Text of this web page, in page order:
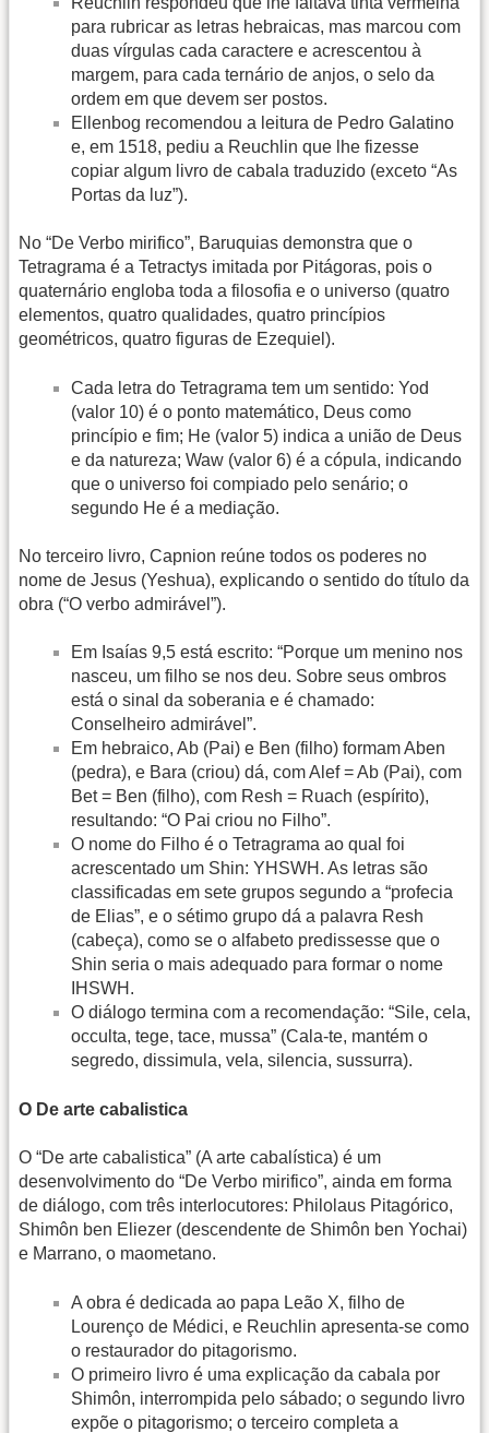
para rubricar as letras hebraicas, mas marcou com
duas vírgulas cada caractere e acrescentou à
margem, para cada ternário de anjos, o selo da
ordem em que devem ser postos.
Ellenbog recomendou a leitura de Pedro Galatino
e, em 1518, pediu a Reuchlin que lhe fizesse
copiar algum livro de cabala traduzido (exceto “As
Portas da luz”).
No “De Verbo mirifico”, Baruquias demonstra que o
Tetragrama é a Tetractys imitada por Pitágoras, pois o
quaternário engloba toda a filosofia e o universo (quatro
elementos, quatro qualidades, quatro princípios
geométricos, quatro figuras de Ezequiel).
Cada letra do Tetragrama tem um sentido: Yod
(valor 10) é o ponto matemático, Deus como
princípio e fim; He (valor 5) indica a união de Deus
e da natureza; Waw (valor 6) é a cópula, indicando
que o universo foi compiado pelo senário; o
segundo He é a mediação.
No terceiro livro, Capnion reúne todos os poderes no
nome de Jesus (Yeshua), explicando o sentido do título da
obra (“O verbo admirável”).
Em Isaías 9,5 está escrito: “Porque um menino nos
nasceu, um filho se nos deu. Sobre seus ombros
está o sinal da soberania e é chamado:
Conselheiro admirável”.
Em hebraico, Ab (Pai) e Ben (filho) formam Aben
(pedra), e Bara (criou) dá, com Alef = Ab (Pai), com
Bet = Ben (filho), com Resh = Ruach (espírito),
resultando: “O Pai criou no Filho”.
O nome do Filho é o Tetragrama ao qual foi
acrescentado um Shin: YHSWH. As letras são
classificadas em sete grupos segundo a “profecia
de Elias”, e o sétimo grupo dá a palavra Resh
(cabeça), como se o alfabeto predissesse que o
Shin seria o mais adequado para formar o nome
IHSWH.
O diálogo termina com a recomendação: “Sile, cela,
occulta, tege, tace, mussa” (Cala-te, mantém o
segredo, dissimula, vela, silencia, sussurra).
O De arte cabalistica
O “De arte cabalistica” (A arte cabalística) é um
desenvolvimento do “De Verbo mirifico”, ainda em forma
de diálogo, com três interlocutores: Philolaus Pitagórico,
Shimôn ben Eliezer (descendente de Shimôn ben Yochai)
e Marrano, o maometano.
A obra é dedicada ao papa Leão X, filho de
Lourenço de Médici, e Reuchlin apresenta-se como
o restaurador do pitagorismo.
O primeiro livro é uma explicação da cabala por
Shimôn, interrompida pelo sábado; o segundo livro
expõe o pitagorismo; o terceiro completa a